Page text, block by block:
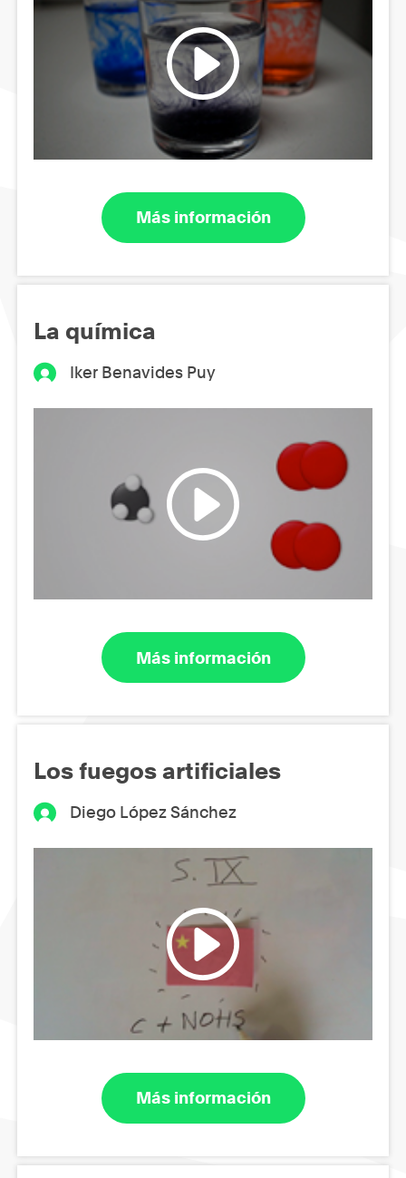
Más información
La química
Iker Benavides Puy
Más información
Los fuegos artificiales
Diego López Sánchez
Más información